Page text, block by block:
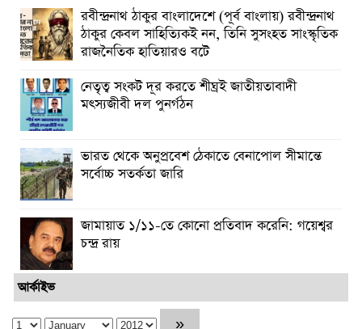
রবীন্দ্রনাথ ঠাকুর বাংলাদেশে (পূর্ব বাংলায়) রবীন্দ্রনাথ
ঠাকুর কেবল সাহিত্যিক‌ই নন, তিনি সুসংহত সাংস্কৃতিক
রাজনৈতিক হাতিয়ার‌ও বটে
নেতৃত্ব সংকট দূর করতে শীঘ্রই জাতীয়তাবাদী
মৎস্যজীবী দল পুনর্গঠন
ভারত থেকে অনুপ্রবেশ ঠেকাতে বেনাপোল সীমান্তে
সর্বোচ্চ সতর্কতা জারি
জামায়াত ১/১১-তে কোনো প্রতিবাদ করেনি: গয়েশ্বর
চন্দ্র রায়
আর্কাইভ